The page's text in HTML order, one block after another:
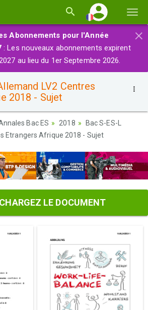
la×
Abonnements pour l'Année
: Les nouveaux abonnements expirent
au lieu du 1er Septembre 2026.
LV2 Centres
2018 - Sujet
Bac ES 2018
Bac S-ES-L
Etrangers Afrique 2018 - Sujet
LE DOCUMENT